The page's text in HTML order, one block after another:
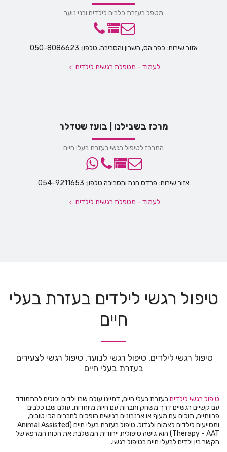
מטפל בעזרת כלבים לילדים ובני נוער
אזור שירות: כפר הס, השרון והסביבה. טלפון: 050-8086623
לעמוד - מטפלת רגשית לילדים
מרכז בשבילנו | בועז שטדלר
המרכז לטיפול רגשי בעזרת בעלי חיים
אזור שירות: פרדס חנה והסביבה טלפון: 054-9211653
לעמוד - מטפלת רגשית לילדים
טיפול רגשי לילדים בעזרת בעלי
חיים
טיפול רגשי לילדים, טיפול רגשי לנוער, טיפול רגשי לצעירים
בעזרת בעלי חיים
טיפול רגשי לילדיםבעזרת בעלי חיים, דמיינו עולם שבו ילדים יכולים להתמודד
עם קשיים רגשיים דרך משחק וחברות עם חיות מיוחדות. עולם שבו כלבים
פרוותיים, תוכים עם מעוף או ארנבונים רגישים הופכים לחברים הכי טובים,
ומסייעים לילדים לצמוח ולגדול. טיפול בעזרת בעלי חיים (Animal Assisted
Therapy - AAT) הוא גישה טיפולית ייחודית המשלבת את הכוח המרפא של
הקשר בין ילדים לבעלי חיים בטיפול רגשי.